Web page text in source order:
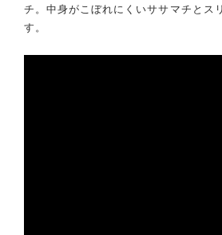
チ。中身がこぼれにくいササマチとス
す。